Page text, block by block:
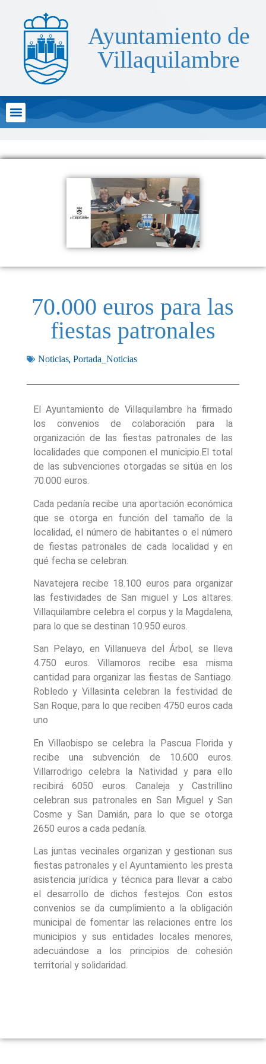
Ayuntamiento de
Villaquilambre
70.000 euros para las
fiestas patronales
Noticias, Portada_Noticias
El Ayuntamiento de Villaquilambre ha firmado
los convenios de colaboración para la
organización de las fiestas patronales de las
localidades que componen el municipio.El total
de las subvenciones otorgadas se sitúa en los
70.000 euros.
Cada pedanía recibe una aportación económica
que se otorga en función del tamaño de la
localidad, el número de habitantes o el número
de fiestas patronales de cada localidad y en
qué fecha se celebran.
Navatejera recibe 18.100 euros para organizar
las festividades de San miguel y Los altares.
Villaquilambre celebra el corpus y la Magdalena,
para lo que se destinan 10.950 euros.
San Pelayo, en Villanueva del Árbol, se lleva
4.750 euros. Villamoros recibe esa misma
cantidad para organizar las fiestas de Santiago.
Robledo y Villasinta celebran la festividad de
San Roque, para lo que reciben 4750 euros cada
uno
En Villaobispo se celebra la Pascua Florida y
recibe una subvención de 10.600 euros.
Villarrodrigo celebra la Natividad y para ello
recibirá 6050 euros. Canaleja y Castrillino
celebran sus patronales en San Miguel y San
Cosme y San Damián, para lo que se otorga
2650 euros a cada pedanía.
Las juntas vecinales organizan y gestionan sus
fiestas patronales y el Ayuntamiento les presta
asistencia jurídica y técnica para llevar a cabo
el desarrollo de dichos festejos. Con estos
convenios se da cumplimiento a la obligación
municipal de fomentar las relaciones entre los
municipios y sus entidades locales menores,
adecuándose a los principios de cohesión
territorial y solidaridad.